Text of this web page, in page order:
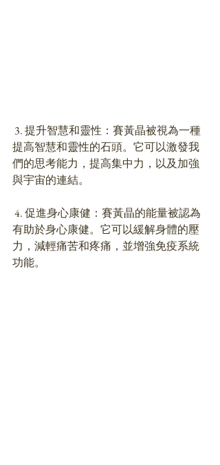
提高智慧和靈性的石頭。它可以激發我
們的思考能力，提高集中力，以及加強
與宇宙的連結。
有助於身心康健。它可以緩解身體的壓
力，減輕痛苦和疼痛，並增強免疫系統
功能。